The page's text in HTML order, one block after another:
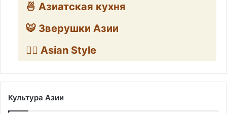
🍜 Азиатская кухня
🐯 Зверушки Азии
🧛‍♂️ Asian Style
Культура Азии